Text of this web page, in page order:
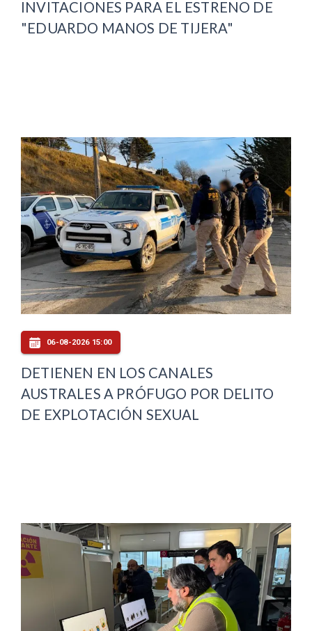
INVITACIONES PARA EL ESTRENO DE
"EDUARDO MANOS DE TIJERA"
06-08-2026 15:00
DETIENEN EN LOS CANALES
AUSTRALES A PRÓFUGO POR DELITO
DE EXPLOTACIÓN SEXUAL